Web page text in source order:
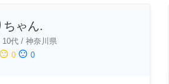
ちゃん.
10代 / 神奈川県
sentiment_neutral 0 sentiment_dissatisfied 0